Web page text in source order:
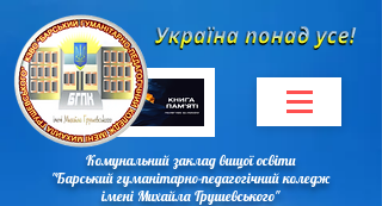
Комунальний заклад вищої освіти
"Барський гуманітарно-педагогічний коледж
імені Михайла Грушевського"